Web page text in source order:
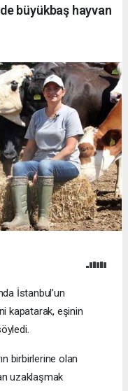
büyükbaş hayvan
İstanbul’un
kapatarak, eşinin
birbirlerine olan
uzaklaşmak